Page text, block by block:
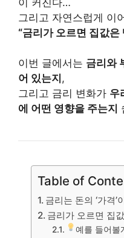
그리고 자연스럽게 이
“금리가 오르면 집값
이번 글에서는 금리와
어 있는지 ,
그리고 금리 변화가 우
에 어떤 영향을 주는지
Table of
금리는 돈의 ‘가격’
금리가 오르면 집
예를 들어볼